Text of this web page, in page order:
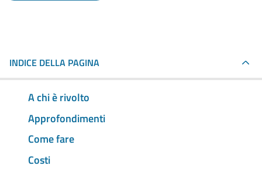
INDICE DELLA PAGINA
A chi è rivolto
Approfondimenti
Come fare
Costi